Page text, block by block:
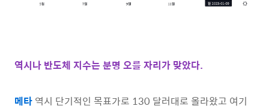
역시나 반도체 지수는 분명 오를 자리가 맞았다.
메타 역시 단기적인 목표가로 130 달러대로 올라왔고 여기